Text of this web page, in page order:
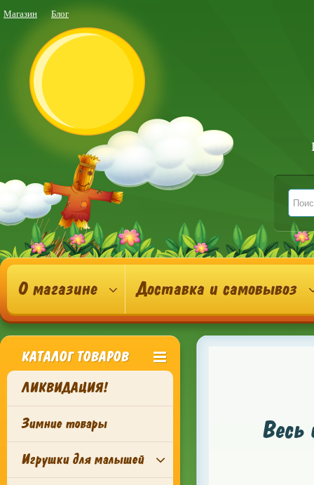
Магазин Блог
О магазине Доставка и самовывоз
КАТАЛОГ ТОВАРОВ
ЛИКВИДАЦИЯ!
Зимние товары
Игрушки для малышей
Весь